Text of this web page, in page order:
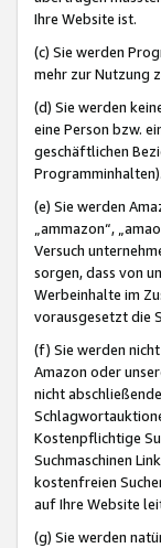
Ihre Website ist.
(c) Sie werden
mehr zur Nutzung
(d) Sie werden
eine Person bzw.
geschäftlichen
Programminhalten).
(e) Sie werden
„ammazon“,
Versuch
sorgen, dass von
Werbeinhalte im
vorausgesetzt die
(f) Sie werden
Amazon oder
nicht
Kostenpflichtige
Suchmaschinen
kostenfreien
auf Ihre Website
(g) Sie werden